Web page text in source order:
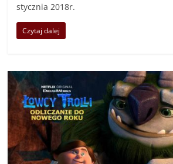
stycznia 2018r.
Czytaj dalej